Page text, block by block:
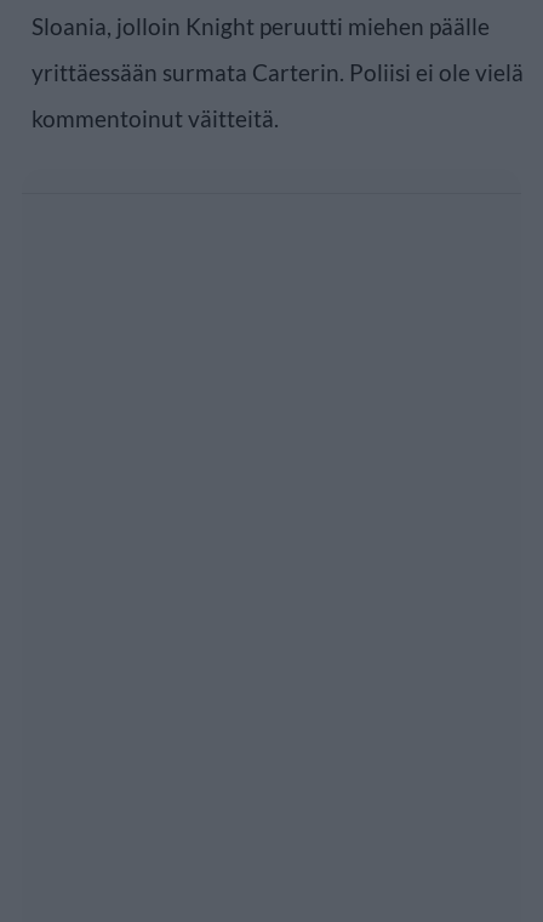
Sloania, jolloin Knight peruutti miehen päälle
yrittäessään surmata Carterin. Poliisi ei ole vielä
kommentoinut väitteitä.